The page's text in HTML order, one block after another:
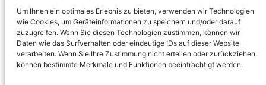
Um Ihnen ein optimales Erlebnis zu bieten, verwenden wir Technologien
wie Cookies, um Geräteinformationen zu speichern und/oder darauf
zuzugreifen. Wenn Sie diesen Technologien zustimmen, können wir
Daten wie das Surfverhalten oder eindeutige IDs auf dieser Website
verarbeiten. Wenn Sie Ihre Zustimmung nicht erteilen oder zurückziehen,
können bestimmte Merkmale und Funktionen beeinträchtigt werden.
Rücktrittsbelehrung
ZAHLUNGSARTEN
Vorkasse Visa Mastercard Link PayPal
G-Pay